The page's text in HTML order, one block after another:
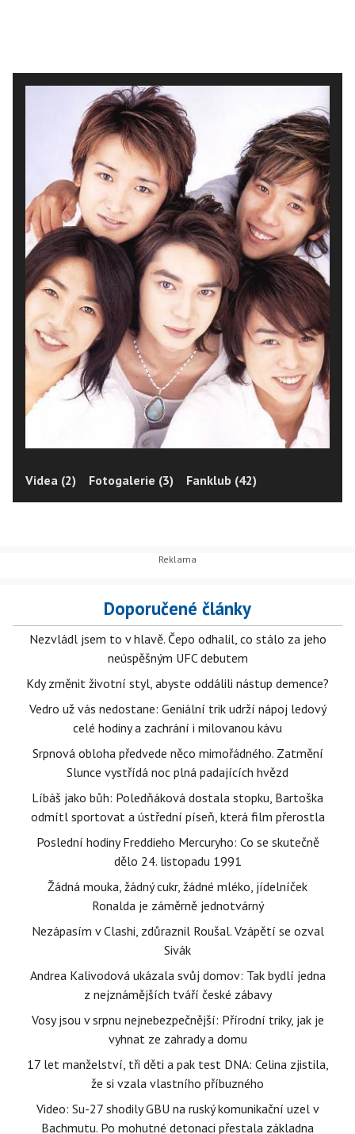
Videa (2) Fotogalerie (3) Fanklub (42)
Doporučené články
Nezvládl jsem to v hlavě. Čepo odhalil, co stálo za jeho
neúspěšným UFC debutem
Kdy změnit životní styl, abyste oddálili nástup demence?
Vedro už vás nedostane: Geniální trik udrží nápoj ledový
celé hodiny a zachrání i milovanou kávu
Srpnová obloha předvede něco mimořádného. Zatmění
Slunce vystřídá noc plná padajících hvězd
Líbáš jako bůh: Poledňáková dostala stopku, Bartoška
odmítl sportovat a ústřední píseň, která film přerostla
Poslední hodiny Freddieho Mercuryho: Co se skutečně
dělo 24. listopadu 1991
Žádná mouka, žádný cukr, žádné mléko, jídelníček
Ronalda je záměrně jednotvárný
Nezápasím v Clashi, zdůraznil Roušal. Vzápětí se ozval
Sivák
Andrea Kalivodová ukázala svůj domov: Tak bydlí jedna
z nejznámějších tváří české zábavy
Vosy jsou v srpnu nejnebezpečnější: Přírodní triky, jak je
vyhnat ze zahrady a domu
17 let manželství, tři děti a pak test DNA: Celina zjistila,
že si vzala vlastního příbuzného
Video: Su-27 shodily GBU na ruský komunikační uzel v
Bachmutu. Po mohutné detonaci přestala základna